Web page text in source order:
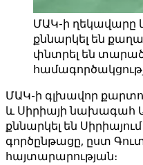
ՄԱԿ-ի ղեկավարը
քննարկել են
փնտրել են
ՄԱԿ-ի գլխավոր
և Սիրիայի նախագահ
քննարկել են
գործընթացը, ըստ
հայտարարության։